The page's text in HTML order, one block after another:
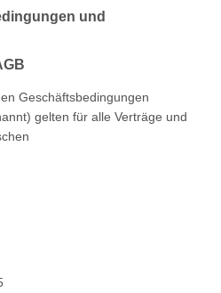
und
Geschäftsbedingungen
gelten für alle Verträge und